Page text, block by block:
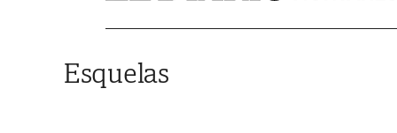
Esquelas